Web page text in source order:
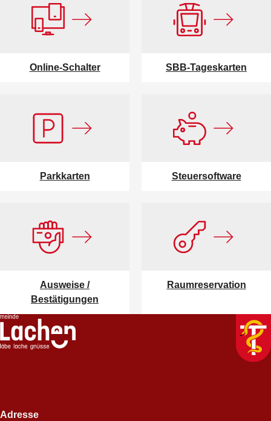
Online-Schalter SBB-Tageskarten
Parkkarten Steuersoftware
Ausweise /
Bestätigungen
Raumreservation
Footer
Adresse